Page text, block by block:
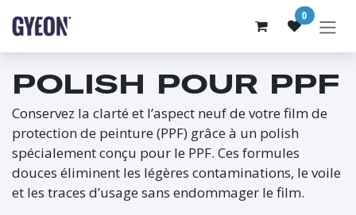
0
POLISH POUR PPF
Conservez la clarté et l’aspect neuf de votre film de
protection de peinture (PPF) grâce à un polish
spécialement conçu pour le PPF. Ces formules
douces éliminent les légères contaminations, le voile
et les traces d’usage sans endommager le film.